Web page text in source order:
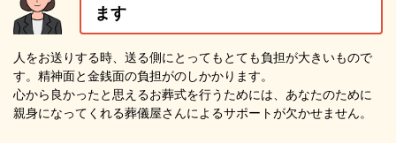
ます
人をお送りする時、送る側にとってもとても負担が大きいもので
す。精神面と金銭面の負担がのしかかります。
心から良かったと思えるお葬式を行うためには、あなたのために
親身になってくれる葬儀屋さんによるサポートが欠かせません。